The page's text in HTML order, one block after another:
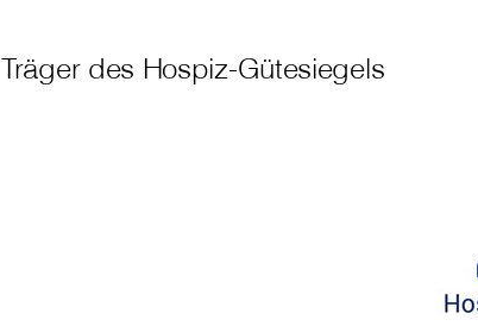
Träger des Hospiz-Gütesiegels